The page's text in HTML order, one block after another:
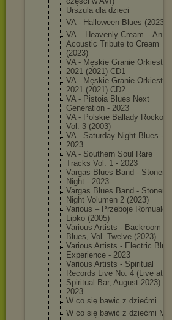
Urszula dla dzieci
VA - Halloween Blues (2023)
VA – Heavenly Cream – An
Acoustic Tribute to Cream
(2023)
VA - Męskie Granie Orkiestra
2021 (2021) CD1
VA - Męskie Granie Orkiestra
2021 (2021) CD2
VA - Pistoia Blues Next
Generation - 2023
VA - Polskie Ballady Rockowe
Vol. 3 (2003)
VA - Saturday Night Blues -
2023
VA - Southern Soul Rare
Tracks Vol. 1 - 2023
Vargas Blues Band - Stoner
Night - 2023
Vargas Blues Band - Stoner
Night Volumen 2 (2023)
Various – Przeboje Romualda
Lipko (2005)
Various Artists - Backroom
Blues, Vol. Twelve (2023)
Various Artists - Electric Blues
Experience - 2023
Various Artists - Spiritual
Records Live No. 4 (Live at
Spiritual Bar, August 2023) -
2023
W co się bawic z dziećmi
W co się bawić z dziećmi MP3